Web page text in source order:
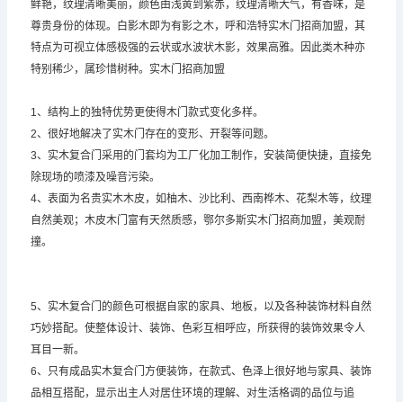
鲜艳，纹理清晰美丽，颜色由浅黄到紫赤，纹理清晰大气，有香味，是
尊贵身份的体现。白影木即为有影之木，呼和浩特实木门招商加盟，其
特点为可视立体感极强的云状或水波状木影，效果高雅。因此类木种亦
特别稀少，属珍惜树种。实木门招商加盟
1、结构上的独特优势更使得木门款式变化多样。
2、很好地解决了实木门存在的变形、开裂等问题。
3、实木复合门采用的门套均为工厂化加工制作，安装简便快捷，直接免
除现场的喷漆及噪音污染。
4、表面为名贵实木木皮，如柚木、沙比利、西南桦木、花梨木等，纹理
自然美观；木皮木门富有天然质感，鄂尔多斯实木门招商加盟，美观耐
撞。
5、实木复合门的颜色可根据自家的家具、地板，以及各种装饰材料自然
巧妙搭配。使整体设计、装饰、色彩互相呼应，所获得的装饰效果令人
耳目一新。
6、只有成品实木复合门方便装饰，在款式、色泽上很好地与家具、装饰
品相互搭配，显示出主人对居住环境的理解、对生活格调的品位与追